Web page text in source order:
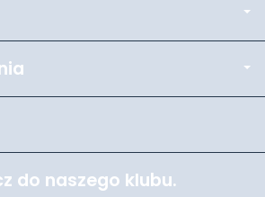
do naszego klubu.